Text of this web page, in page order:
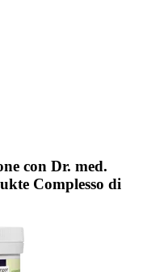
con Dr. med.
Complesso di